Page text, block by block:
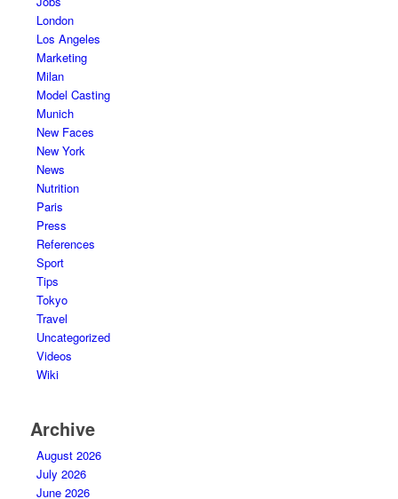
London
Los Angeles
Marketing
Milan
Model Casting
Munich
New Faces
New York
News
Nutrition
Paris
Press
References
Sport
Tips
Tokyo
Travel
Uncategorized
Videos
Wiki
Archive
August 2026
July 2026
June 2026